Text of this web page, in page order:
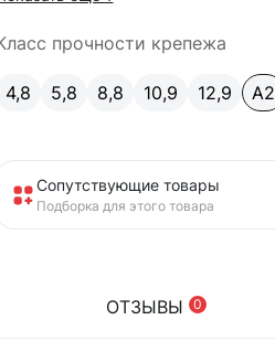
прочности крепежа
4,8 5,8 8,8 10,9 12,9 A2
Сопутствующие товары
Подборка для этого товара
ОТЗЫВЫ 0